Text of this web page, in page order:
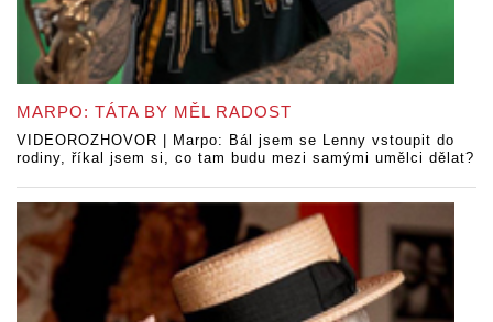
MARPO: TÁTA BY MĚL RADOST
VIDEOROZHOVOR | Marpo: Bál jsem se Lenny vstoupit do
rodiny, říkal jsem si, co tam budu mezi samými umělci dělat?